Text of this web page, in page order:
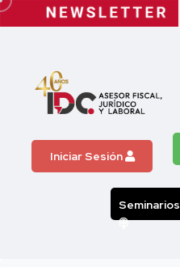
Iniciar Sesión
Seminarios